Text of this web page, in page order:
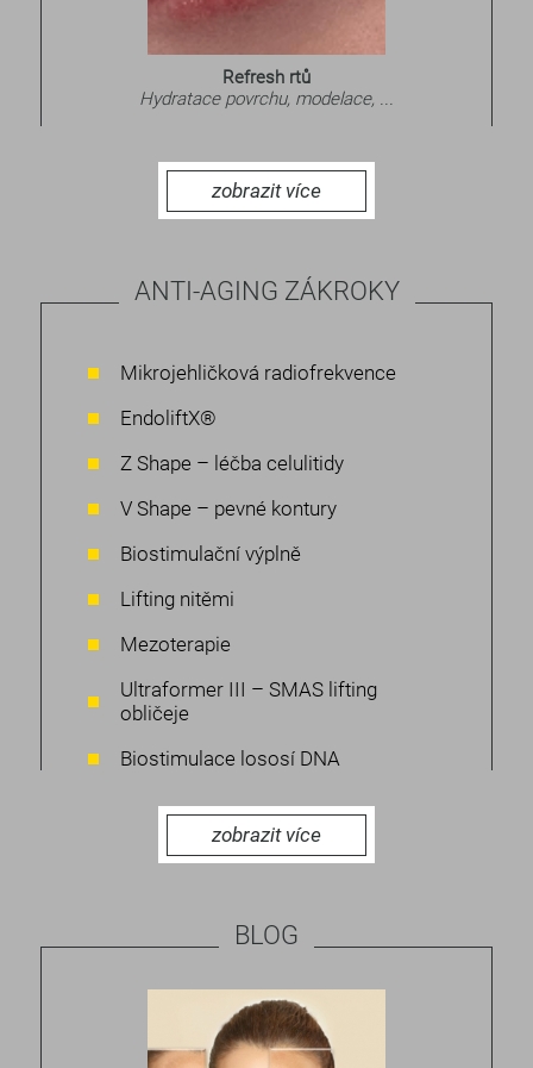
Refresh rtů
Hydratace povrchu, modelace, ...
zobrazit více
ANTI-AGING ZÁKROKY
Mikrojehličková radiofrekvence
EndoliftX®
Z Shape – léčba celulitidy
V Shape – pevné kontury
Biostimulační výplně
Lifting nitěmi
Mezoterapie
Ultraformer III – SMAS lifting
obličeje
Biostimulace lososí DNA
zobrazit více
BLOG